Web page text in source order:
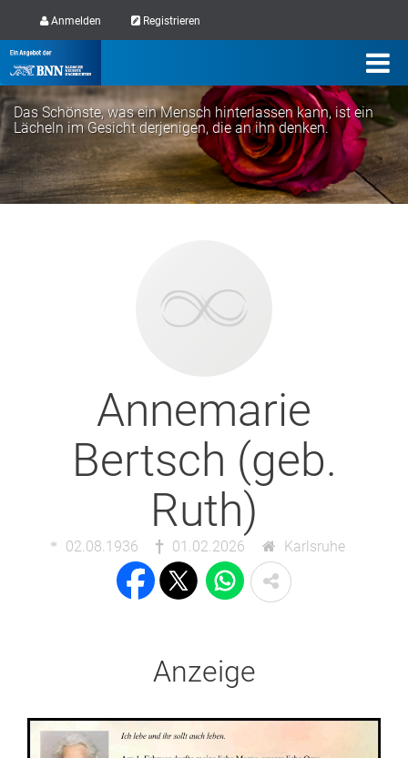
Anmelden Registrieren
Das Schönste, was ein Mensch hinterlassen kann, ist ein
Lächeln im Gesicht derjenigen, die an ihn denken.
Annemarie
Bertsch (geb.
Ruth)
02.08.1936 01.02.2026 Karlsruhe
Anzeige